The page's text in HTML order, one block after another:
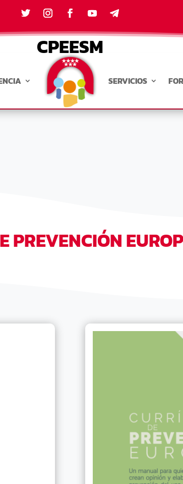
CPEESM
SERVICIOS
PREVENCIÓN